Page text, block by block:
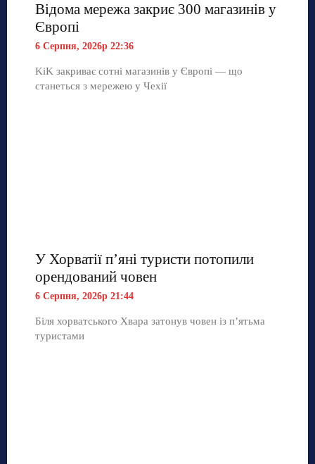
Відома мережа закриє 300 магазинів у
Європі
6 Серпня, 2026р 22:36
KiK закриває сотні магазинів у Європі — що
станеться з мережею у Чехії
У Хорватії пʼяні туристи потопили
орендований човен
6 Серпня, 2026р 21:44
Біля хорватського Хвара затонув човен із п’ятьма
туристами